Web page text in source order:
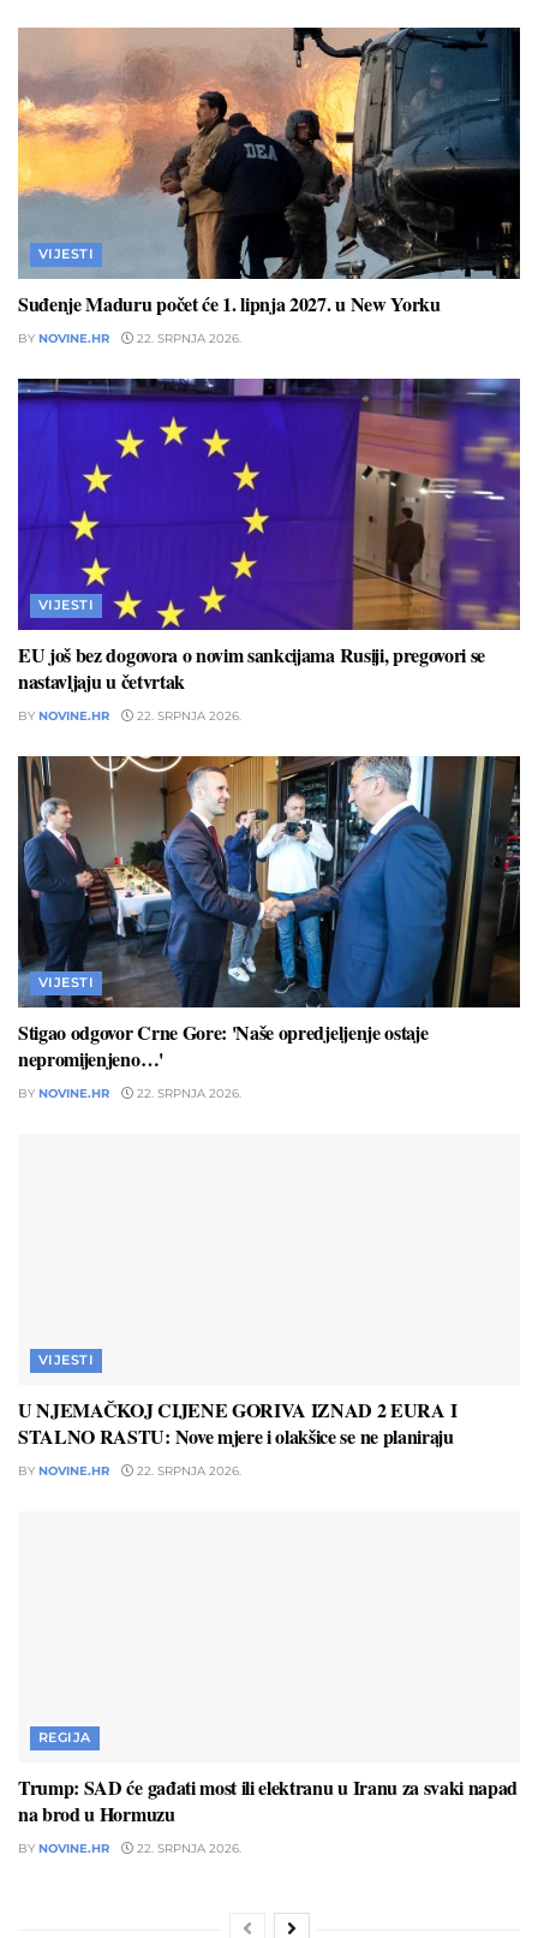
VIJESTI
Suđenje Maduru počet će 1. lipnja 2027. u New Yorku
BY NOVINE.HR 22. SRPNJA 2026.
VIJESTI
EU još bez dogovora o novim sankcijama Rusiji, pregovori se
nastavljaju u četvrtak
BY NOVINE.HR 22. SRPNJA 2026.
VIJESTI
Stigao odgovor Crne Gore: 'Naše opredjeljenje ostaje
nepromijenjeno…'
BY NOVINE.HR 22. SRPNJA 2026.
VIJESTI
U NJEMAČKOJ CIJENE GORIVA IZNAD 2 EURA I
STALNO RASTU: Nove mjere i olakšice se ne planiraju
BY NOVINE.HR 22. SRPNJA 2026.
REGIJA
Trump: SAD će gađati most ili elektranu u Iranu za svaki napad
na brod u Hormuzu
BY NOVINE.HR 22. SRPNJA 2026.